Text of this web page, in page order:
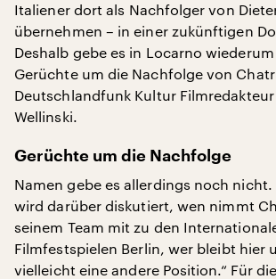
Italiener dort als Nachfolger von
übernehmen – in einer zukünftigen
Deshalb gebe es in Locarno
Gerüchte um die Nachfolge von
Deutschlandfunk Kultur Filmredakteur
Wellinski.
Gerüchte um die Nachfolge
Namen gebe es allerdings noch nicht.
wird darüber diskutiert, wen nimmt
seinem Team mit zu den
Filmfestspielen Berlin, wer bleibt hier
vielleicht eine andere Position.“ Für